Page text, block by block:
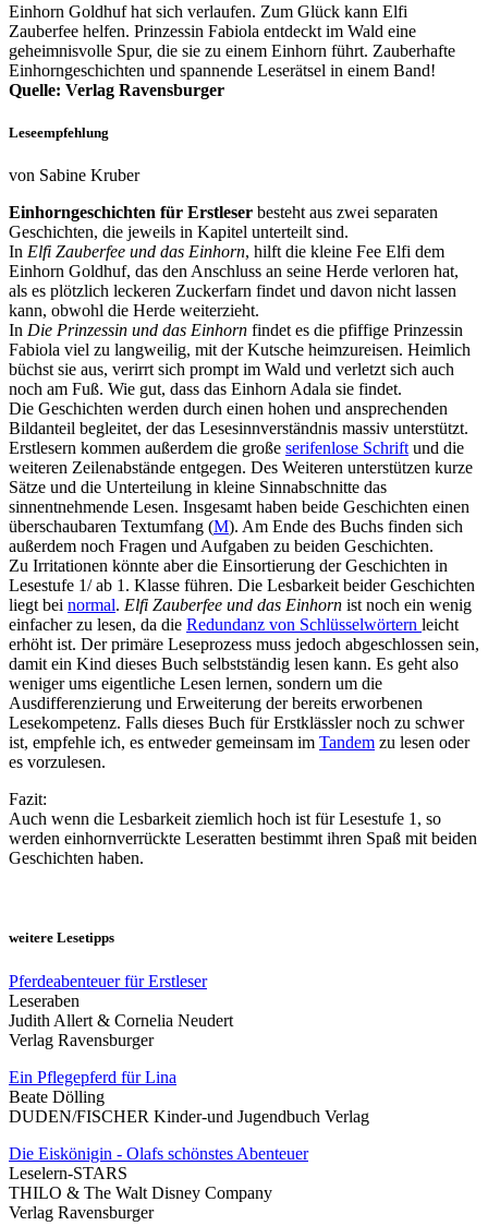
Einhorn Goldhuf hat sich verlaufen. Zum Glück kann Elfi
Zauberfee helfen. Prinzessin Fabiola entdeckt im Wald eine
geheimnisvolle Spur, die sie zu einem Einhorn führt. Zauberhafte
Einhorngeschichten und spannende Leserätsel in einem Band!
Quelle: Verlag Ravensburger
Leseempfehlung
von Sabine Kruber
Einhorngeschichten für Erstleser besteht aus zwei separaten
Geschichten, die jeweils in Kapitel unterteilt sind.
In Elfi Zauberfee und das Einhorn, hilft die kleine Fee Elfi dem
Einhorn Goldhuf, das den Anschluss an seine Herde verloren hat,
als es plötzlich leckeren Zuckerfarn findet und davon nicht lassen
kann, obwohl die Herde weiterzieht.
In Die Prinzessin und das Einhorn findet es die pfiffige Prinzessin
Fabiola viel zu langweilig, mit der Kutsche heimzureisen. Heimlich
büchst sie aus, verirrt sich prompt im Wald und verletzt sich auch
noch am Fuß. Wie gut, dass das Einhorn Adala sie findet.
Die Geschichten werden durch einen hohen und ansprechenden
Bildanteil begleitet, der das Lesesinnverständnis massiv unterstützt.
Erstlesern kommen außerdem die große serifenlose Schrift und die
weiteren Zeilenabstände entgegen. Des Weiteren unterstützen kurze
Sätze und die Unterteilung in kleine Sinnabschnitte das
sinnentnehmende Lesen. Insgesamt haben beide Geschichten einen
überschaubaren Textumfang (M). Am Ende des Buchs finden sich
außerdem noch Fragen und Aufgaben zu beiden Geschichten.
Zu Irritationen könnte aber die Einsortierung der Geschichten in
Lesestufe 1/ ab 1. Klasse führen. Die Lesbarkeit beider Geschichten
liegt bei normal. Elfi Zauberfee und das Einhorn ist noch ein wenig
einfacher zu lesen, da die Redundanz von Schlüsselwörtern leicht
erhöht ist. Der primäre Leseprozess muss jedoch abgeschlossen sein,
damit ein Kind dieses Buch selbstständig lesen kann. Es geht also
weniger ums eigentliche Lesen lernen, sondern um die
Ausdifferenzierung und Erweiterung der bereits erworbenen
Lesekompetenz. Falls dieses Buch für Erstklässler noch zu schwer
ist, empfehle ich, es entweder gemeinsam im Tandem zu lesen oder
es vorzulesen.
Fazit:
Auch wenn die Lesbarkeit ziemlich hoch ist für Lesestufe 1, so
werden einhornverrückte Leseratten bestimmt ihren Spaß mit beiden
Geschichten haben.
weitere Lesetipps
Pferdeabenteuer für Erstleser
Leseraben
Judith Allert & Cornelia Neudert
Verlag Ravensburger
Ein Pflegepferd für Lina
Beate Dölling
DUDEN/FISCHER Kinder-und Jugendbuch Verlag
Die Eiskönigin - Olafs schönstes Abenteuer
Leselern-STARS
THILO & The Walt Disney Company
Verlag Ravensburger